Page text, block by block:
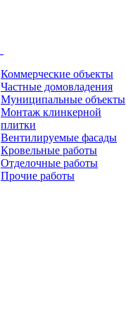
Коммерческие объекты
Частные домовладения
Муниципальные объекты
Монтаж клинкерной
плитки
Вентилируемые фасады
Кровельные работы
Отделочные работы
Прочие работы